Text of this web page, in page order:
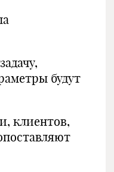
будут
клиентов,